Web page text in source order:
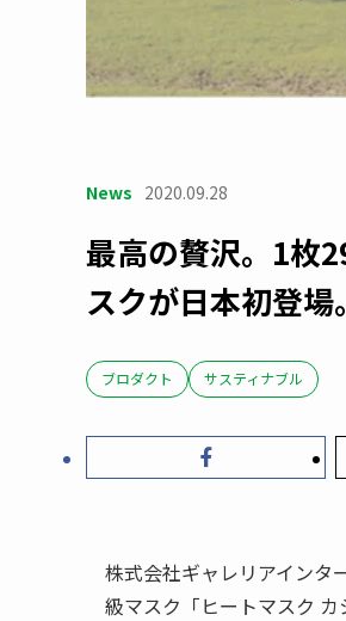
News 2020.09.28
最高の贅沢。1枚
スクが日本初登場。
ブロダクト サスティナブル
株式会社ギャレリアインタ
級マスク「ヒートマスク カ